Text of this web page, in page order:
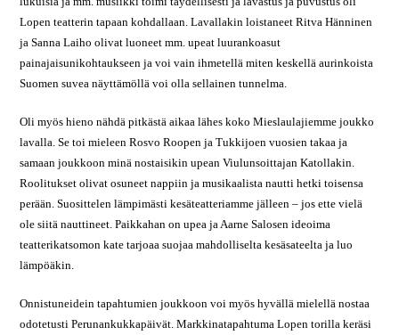
Lopen teatterin tapaan kohdallaan. Lavallakin loistaneet Ritva Hänninen
ja Sanna Laiho olivat luoneet mm. upeat luurankoasut
painajaisunikohtaukseen ja voi vain ihmetellä miten keskellä aurinkoista
Suomen suvea näyttämöllä voi olla sellainen tunnelma.
Oli myös hieno nähdä pitkästä aikaa lähes koko Mieslaulajiemme joukko
lavalla. Se toi mieleen Rosvo Roopen ja Tukkijoen vuosien takaa ja
samaan joukkoon minä nostaisikin upean Viulunsoittajan Katollakin.
Roolitukset olivat osuneet nappiin ja musikaalista nautti hetki toisensa
perään. Suosittelen lämpimästi kesäteatteriamme jälleen – jos ette vielä
ole siitä nauttineet. Paikkahan on upea ja Aarne Salosen ideoima
teatterikatsomon kate tarjoaa suojaa mahdolliselta kesäsateelta ja luo
lämpöäkin.
Onnistuneidein tapahtumien joukkoon voi myös hyvällä mielellä nostaa
odotetusti Perunankukkapäivät. Markkinatapahtuma Lopen torilla keräsi